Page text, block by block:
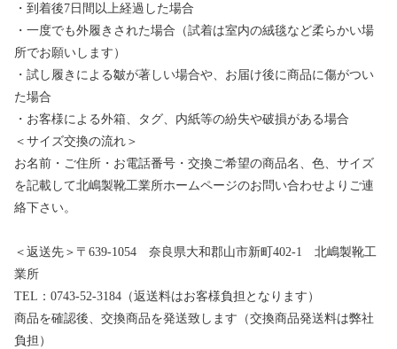
・到着後7日間以上経過した場合
・一度でも外履きされた場合（試着は室内の絨毯など柔らかい場
所でお願いします）
・試し履きによる皺が著しい場合や、お届け後に商品に傷がつい
た場合
・お客様による外箱、タグ、内紙等の紛失や破損がある場合
＜サイズ交換の流れ＞
お名前・ご住所・お電話番号・交換ご希望の商品名、色、サイズ
を記載して北嶋製靴工業所ホームページのお問い合わせよりご連
絡下さい。
＜返送先＞〒639-1054 奈良県大和郡山市新町402-1 北嶋製靴工
業所
TEL：0743-52-3184（返送料はお客様負担となります）
商品を確認後、交換商品を発送致します（交換商品発送料は弊社
負担）